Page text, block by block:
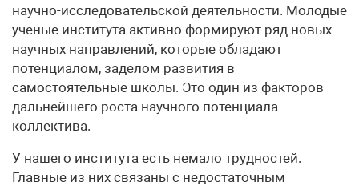
научно-исследовательской деятельности. Молодые
ученые института активно формируют ряд новых
научных направлений, которые обладают
потенциалом, заделом развития в
самостоятельные школы. Это один из факторов
дальнейшего роста научного потенциала
коллектива.
У нашего института есть немало трудностей.
Главные из них связаны с недостаточным